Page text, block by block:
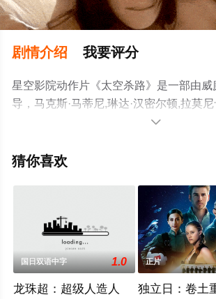
剧情介绍 我要评分
星空影院动作片《太空杀路》是一部由威
导，马克斯·马蒂尼,琳达·汉密尔顿,拉莫
娜·希德布兰德,迈克尔·埃尔比
怀特,Jonny,Bullard等演员精彩演绎的美国
关信息可移步至豆瓣电影、电视猫或剧情

猜你喜欢
国日双语中字 1.0
龙珠超：超级人造人
正片
独立日：卷土